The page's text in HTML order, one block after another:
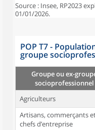
Source : Insee, RP2023
01/01/2026.
POP T7 -
groupe
Groupe ou ex-
socioprofessionnel
Agriculteurs
Artisans, commerçants
chefs d’entreprise